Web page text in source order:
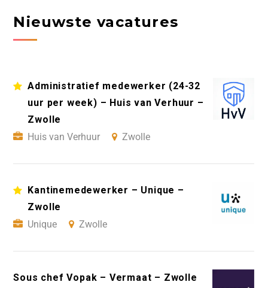
Nieuwste vacatures
Administratief medewerker (24-32
uur per week) – Huis van Verhuur –
Zwolle
Huis van Verhuur
Zwolle
Kantinemedewerker – Unique –
Zwolle
Unique
Zwolle
Sous chef Vopak – Vermaat – Zwolle